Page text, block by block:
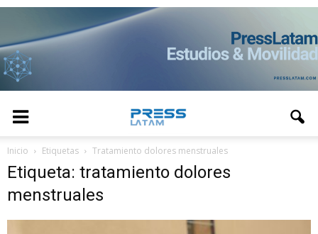
Inicio Etiquetas Tratamiento dolores menstruales
Etiqueta: tratamiento dolores
menstruales